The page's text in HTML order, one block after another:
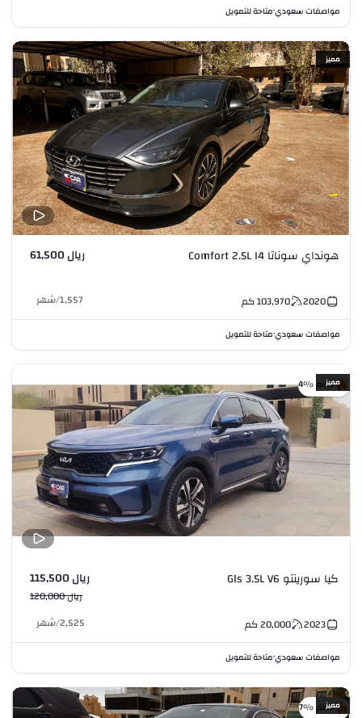
مواصفات سعودي•متاحة للتمويل
مميز
هونداي سوناتا Comfort 2.5L I4 ريال 61,500
2020
103,970كم 1,557
/شهر
مواصفات سعودي•متاحة للتمويل
خصم %4مميز
كيا سورينتو Gls 3.5L V6 ريال 115,500
ريال 120,000
2023
20,000كم 2,525
/شهر
مواصفات سعودي•متاحة للتمويل
خصم %7مميز